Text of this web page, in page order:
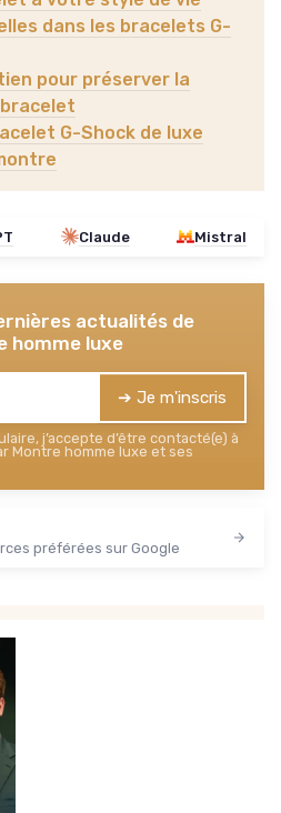
dans les bracelets G-
pour préserver la
G-Shock de luxe
Claude Mistral
actualités de
homme luxe
➔ Je m'inscris
j’accepte d’être contacté(e) à
Montre homme luxe et ses
préférées sur Google